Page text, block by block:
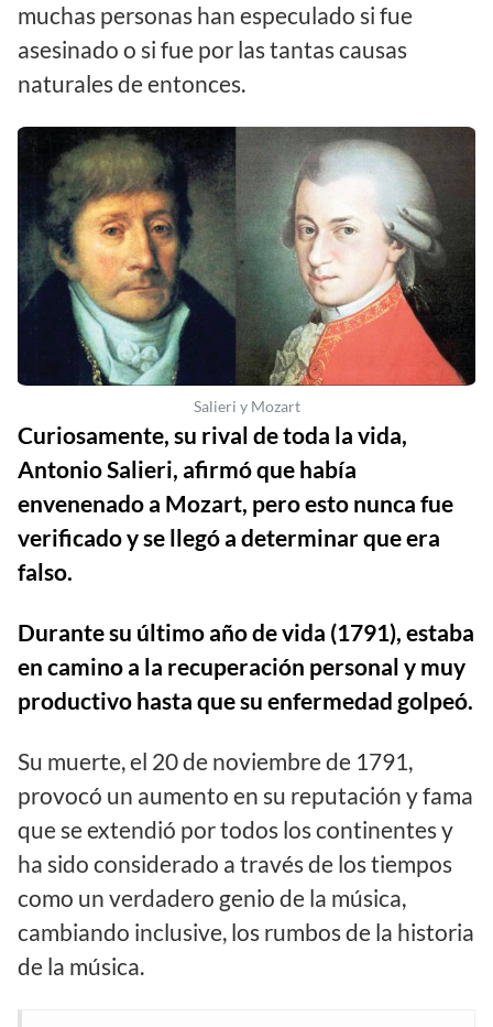
muchas personas han especulado si fue
asesinado o si fue por las tantas causas
naturales de entonces.
Salieri y Mozart
Curiosamente, su rival de toda la vida,
Antonio Salieri, afirmó que había
envenenado a Mozart, pero esto nunca fue
verificado y se llegó a determinar que era
falso.
Durante su último año de vida (1791), estaba
en camino a la recuperación personal y muy
productivo hasta que su enfermedad golpeó.
Su muerte, el 20 de noviembre de 1791,
provocó un aumento en su reputación y fama
que se extendió por todos los continentes y
ha sido considerado a través de los tiempos
como un verdadero genio de la música,
cambiando inclusive, los rumbos de la historia
de la música.